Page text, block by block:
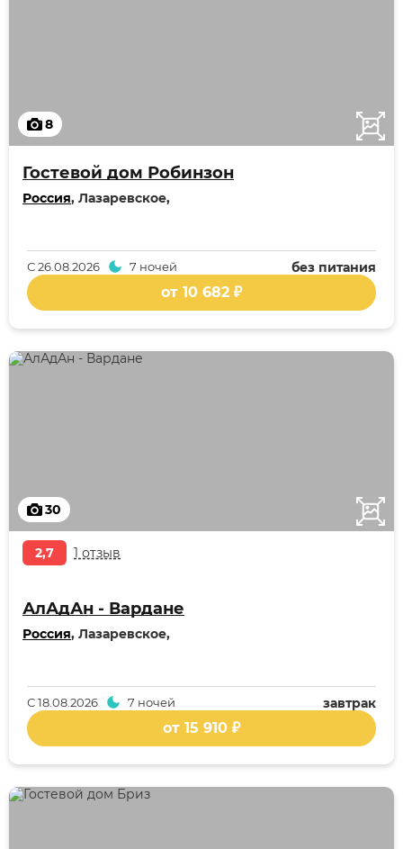
8
Гостевой дом Робинзон
Россия, Лазаревское,
без питания
С26.08.2026 7 ночей
от 10 682 ₽
30
2,7 1 отзыв
АлАдАн - Вардане
Россия, Лазаревское,
завтрак
С18.08.2026 7 ночей
от 15 910 ₽